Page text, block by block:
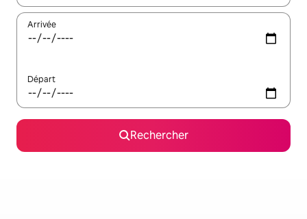
Arrivée
Départ
Rechercher